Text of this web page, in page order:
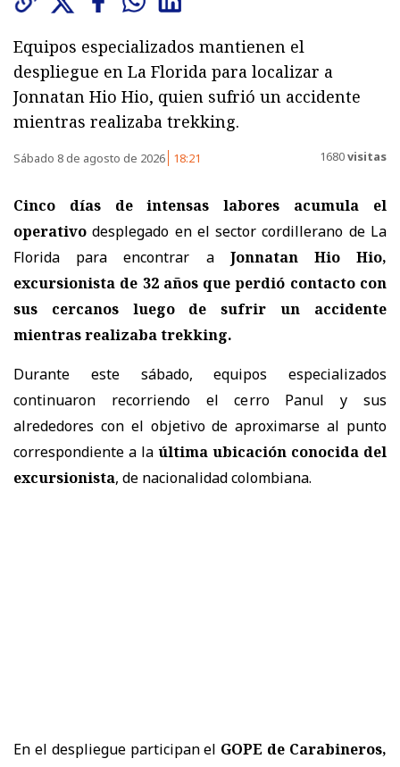
Equipos especializados mantienen el
despliegue en La Florida para localizar a
Jonnatan Hio Hio, quien sufrió un accidente
mientras realizaba trekking.
Sábado 8 de agosto de 2026 18:21 1680visitas
Cinco días de intensas labores acumula el
operativo desplegado en el sector cordillerano de La
Florida para encontrar a Jonnatan Hio Hio,
excursionista de 32 años que perdió contacto con
sus cercanos luego de sufrir un accidente
mientras realizaba trekking.
Durante este sábado, equipos especializados
continuaron recorriendo el cerro Panul y sus
alrededores con el objetivo de aproximarse al punto
correspondiente a la última ubicación conocida del
excursionista, de nacionalidad colombiana.
En el despliegue participan el GOPE de Carabineros,